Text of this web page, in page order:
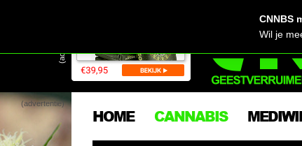
(advertentie)
(advertentie)
HOME CANNABIS
CNNBS
Wil je